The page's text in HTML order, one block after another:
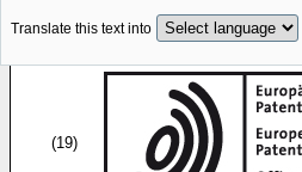
Translate this text into
(19)